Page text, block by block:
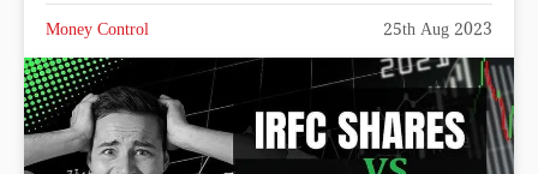
Money Control 25th Aug 2023